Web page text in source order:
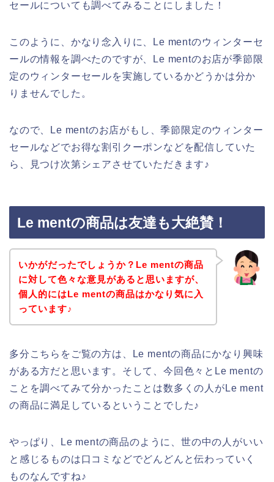
セールについても調べてみることにしました！
このように、かなり念入りに、Le mentのウィンターセ
ールの情報を調べたのですが、Le mentのお店が季節限
定のウィンターセールを実施しているかどうかは分か
りませんでした。
なので、Le mentのお店がもし、季節限定のウィンター
セールなどでお得な割引クーポンなどを配信していた
ら、見つけ次第シェアさせていただきます♪
Le mentの商品は友達も大絶賛！
いかがだったでしょうか？Le mentの商品
に対して色々な意見があると思いますが、
個人的にはLe mentの商品はかなり気に入
っています♪
多分こちらをご覧の方は、Le mentの商品にかなり興味
がある方だと思います。そして、今回色々とLe mentの
ことを調べてみて分かったことは数多くの人がLe ment
の商品に満足しているということでした♪
やっぱり、Le mentの商品のように、世の中の人がいい
と感じるものは口コミなどでどんどんと伝わっていく
ものなんですね♪